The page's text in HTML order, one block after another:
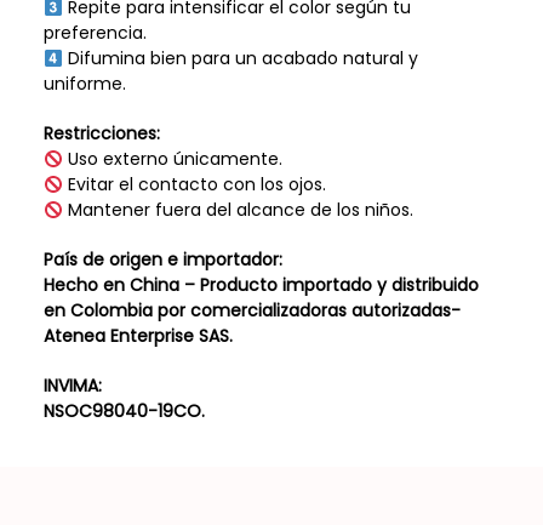
Repite para intensificar el color según tu
preferencia.
Difumina bien para un acabado natural y
uniforme.
Restricciones:
Uso externo únicamente.
Evitar el contacto con los ojos.
Mantener fuera del alcance de los niños.
País de origen e importador:
Hecho en China – Producto importado y distribuido
en Colombia por comercializadoras autorizadas-
Atenea Enterprise SAS.
INVIMA:
NSOC98040-19CO.